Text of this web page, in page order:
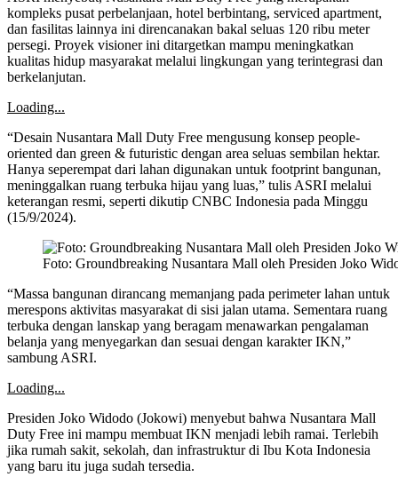
kompleks pusat perbelanjaan, hotel berbintang, serviced apartment,
dan fasilitas lainnya ini direncanakan bakal seluas 120 ribu meter
persegi. Proyek visioner ini ditargetkan mampu meningkatkan
kualitas hidup masyarakat melalui lingkungan yang terintegrasi dan
berkelanjutan.
Loading...
“Desain Nusantara Mall Duty Free mengusung konsep people-
oriented dan green & futuristic dengan area seluas sembilan hektar.
Hanya seperempat dari lahan digunakan untuk footprint bangunan,
meninggalkan ruang terbuka hijau yang luas,” tulis ASRI melalui
keterangan resmi, seperti dikutip CNBC Indonesia pada Minggu
(15/9/2024).
Foto: Groundbreaking Nusantara Mall oleh Presiden Joko
“Massa bangunan dirancang memanjang pada perimeter lahan untuk
merespons aktivitas masyarakat di sisi jalan utama. Sementara ruang
terbuka dengan lanskap yang beragam menawarkan pengalaman
belanja yang menyegarkan dan sesuai dengan karakter IKN,”
sambung ASRI.
Loading...
Presiden Joko Widodo (Jokowi) menyebut bahwa Nusantara Mall
Duty Free ini mampu membuat IKN menjadi lebih ramai. Terlebih
jika rumah sakit, sekolah, dan infrastruktur di Ibu Kota Indonesia
yang baru itu juga sudah tersedia.